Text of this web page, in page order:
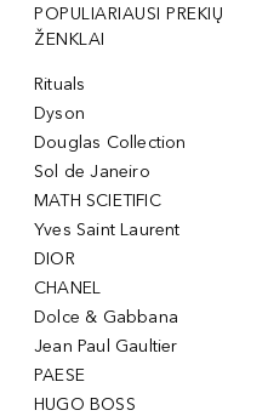
POPULIARIAUSI PREKIŲ
ŽENKLAI
Rituals
Dyson
Douglas Collection
Sol de Janeiro
MATH SCIETIFIC
Yves Saint Laurent
DIOR
CHANEL
Dolce & Gabbana
Jean Paul Gaultier
PAESE
HUGO BOSS